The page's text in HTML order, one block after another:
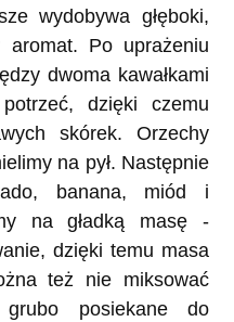
wydobywa głęboki,
aromat. Po uprażeniu
dwoma kawałkami
dzięki czemu
skórek. Orzechy
na pył. Następnie
banana, miód i
na gładką masę -
dzięki temu masa
też nie miksować
posiekane do